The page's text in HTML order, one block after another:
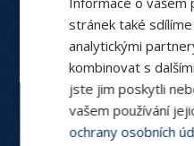
Po-
stránek také
analytickými
kombinovat s
jste jim poskytli
vašem používání
ochrany osobních